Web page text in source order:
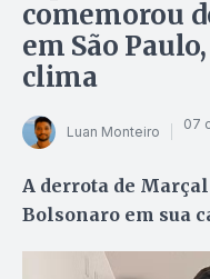
comemorou
em São
clima
Luan Monteiro 07
A derrota de
Bolsonaro em sua